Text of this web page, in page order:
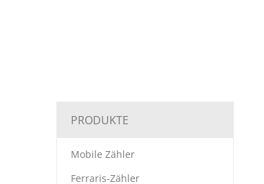
PRODUKTE
Mobile Zähler
Ferraris-Zähler